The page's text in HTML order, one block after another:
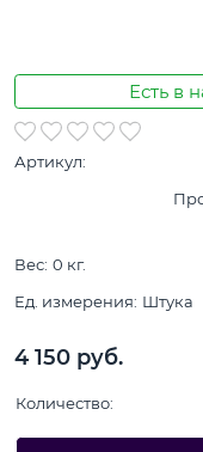
Есть в
Артикул:
Вес: 0 кг.
Ед. измерения: Штука
4 150 руб.
Количество: